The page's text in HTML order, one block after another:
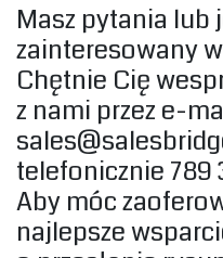
Masz pytania lub
zainteresowany
Chętnie Cię
z nami przez e-
telefonicznie 789
Aby móc
najlepsze